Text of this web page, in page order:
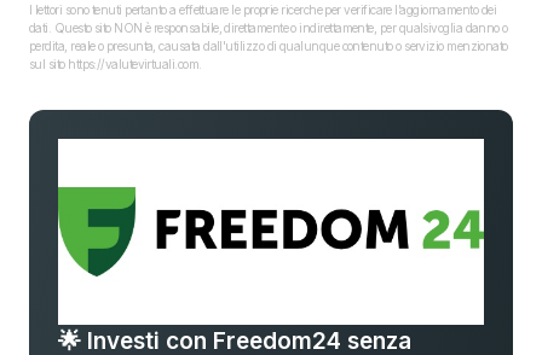
I lettori sono tenuti pertanto a effettuare le proprie ricerche per verificare l’aggiornamento dei
dati. Questo sito NON è responsabile, direttamente o indirettamente, per qualsivoglia danno o
perdita, reale o presunta, causata dall'utilizzo di qualunque contenuto o servizio menzionato
sul sito https://valutevirtuali.com.
🌟 Investi con Freedom24 senza